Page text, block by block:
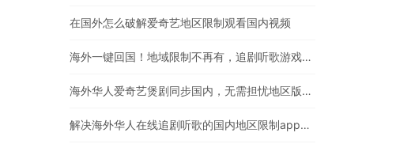
在国外怎么破解爱奇艺地区限制观看国内视频
海外一键回国！地域限制不再有，追剧听歌游戏全都行
海外华人爱奇艺煲剧同步国内，无需担忧地区版权限制
解决海外华人在线追剧听歌的国内地区限制app，强烈安利